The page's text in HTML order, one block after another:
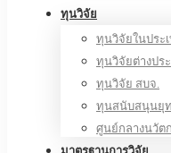
ทุนวิจัย
ทุนวิจัยในประ
ทุนวิจัยต่างปร
ทุนวิจัย สบจ.
ทุนสนับสนุนยุท
ศูนย์กลางนวัต